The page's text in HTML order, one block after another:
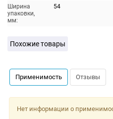
Ширина
упаковки,
мм:
54
Похожие товары
Применимость Отзывы
Нет информации о